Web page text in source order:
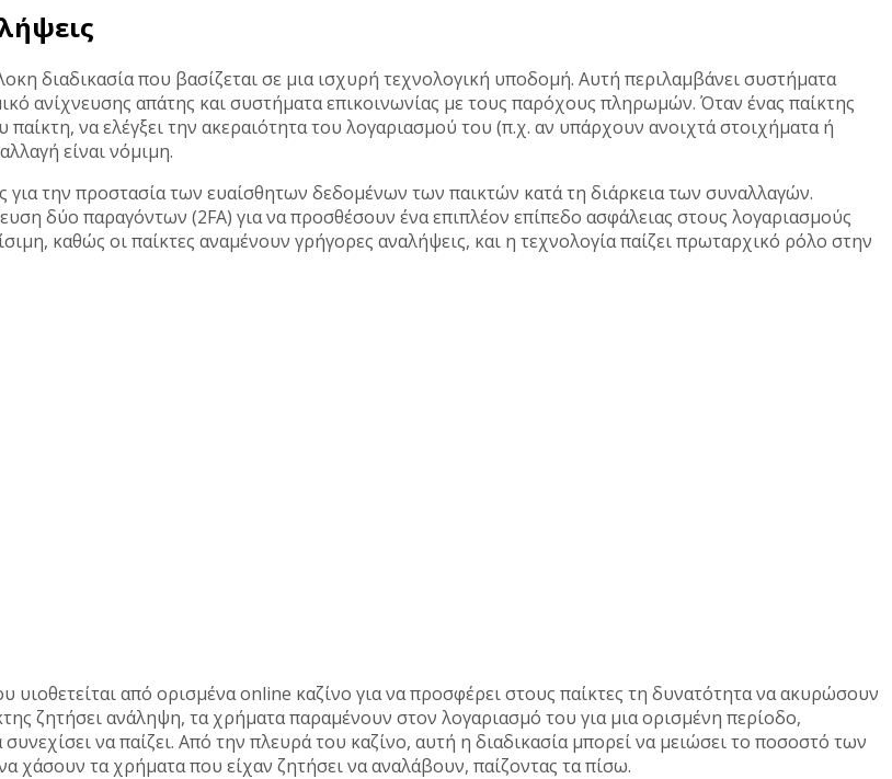
διαδικασία που βασίζεται σε μια ισχυρή τεχνολογική υποδομή. Αυτή περιλαμβάνει συστήματα
ανίχνευσης απάτης και συστήματα επικοινωνίας με τους παρόχους πληρωμών. Όταν ένας παίκτης
να ελέγξει την ακεραιότητα του λογαριασμού του (π.χ. αν υπάρχουν ανοιχτά στοιχήματα ή
είναι νόμιμη.
την προστασία των ευαίσθητων δεδομένων των παικτών κατά τη διάρκεια των συναλλαγών.
δύο παραγόντων (2FA) για να προσθέσουν ένα επιπλέον επίπεδο ασφάλειας στους λογαριασμούς
καθώς οι παίκτες αναμένουν γρήγορες αναλήψεις, και η τεχνολογία παίζει πρωταρχικό ρόλο στην
από ορισμένα online καζίνο για να προσφέρει στους παίκτες τη δυνατότητα να ακυρώσουν
ζητήσει ανάληψη, τα χρήματα παραμένουν στον λογαριασμό του για μια ορισμένη περίοδο,
να παίζει. Από την πλευρά του καζίνο, αυτή η διαδικασία μπορεί να μειώσει το ποσοστό των
τα χρήματα που είχαν ζητήσει να αναλάβουν, παίζοντας τα πίσω.